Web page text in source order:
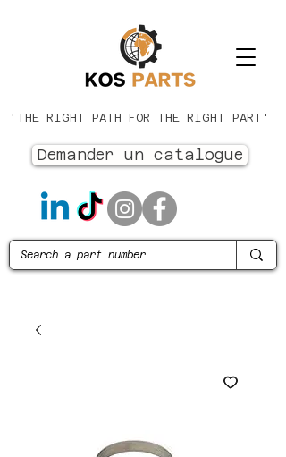
'THE RIGHT PATH FOR THE RIGHT PART'
Demander un catalogue